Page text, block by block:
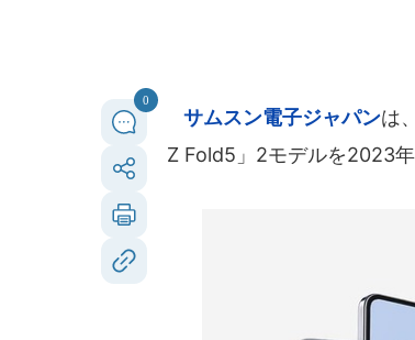
0
サムスン電子ジャパンは
Z Fold5」2モデルを2023年